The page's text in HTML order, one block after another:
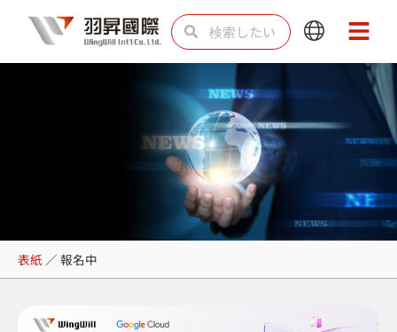
を
検
索 索
Main
Menu
Main
Menu
報名中
表紙 ／ 報名中